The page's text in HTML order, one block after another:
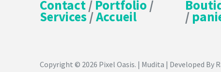
Contact/ Portfolio /
Services/Accueil /
Copyright © 2026 Pixel Oasis. | Mudita | Developed By